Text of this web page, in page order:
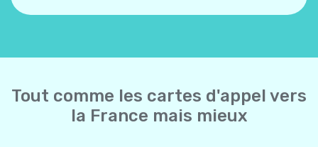
Tout comme les cartes d'appel vers
la France mais mieux